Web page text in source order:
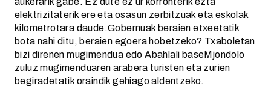
elektrizitaterik ere eta osasun zerbitzuak eta eskolak
kilometrotara daude.Gobernuak beraien etxeetatik
bota nahi ditu, beraien egoera hobetzeko? Txaboletan
bizi direnen mugimendua edo Abahlali baseMjondolo
zuluz mugimenduaren arabera turisten eta zurien
begiradetatik oraindik gehiago aldentzeko.